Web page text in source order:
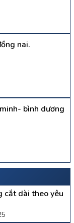
nai.
bình dương
cắt dài theo yêu